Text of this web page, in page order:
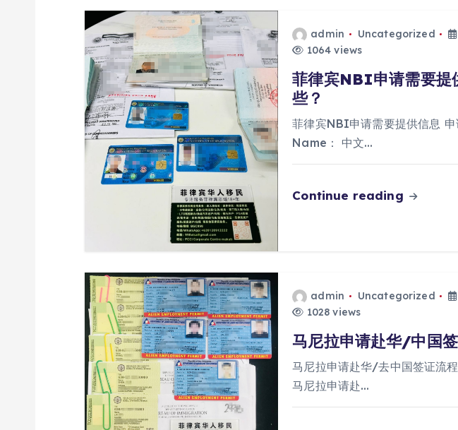
admin Uncategorized
1064 views
菲律宾NBI申请需要提
些？
菲律宾NBI申请需要提供信息
Name： 中文…
Continue reading
admin Uncategorized
1028 views
马尼拉申请赴华/中国
马尼拉申请赴华/去中国签证流
马尼拉申请赴…